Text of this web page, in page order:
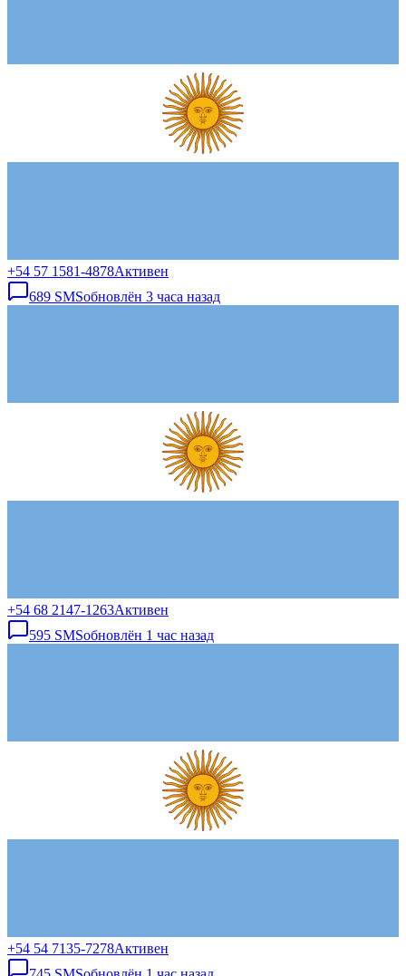
+54 57 1581-4878Активен
689 SMSобновлён 3 часа назад
+54 68 2147-1263Активен
595 SMSобновлён 1 час назад
+54 54 7135-7278Активен